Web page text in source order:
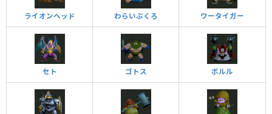
ライオンヘッド わらいぶくろ ワータイガー
セト ゴトス ポルル